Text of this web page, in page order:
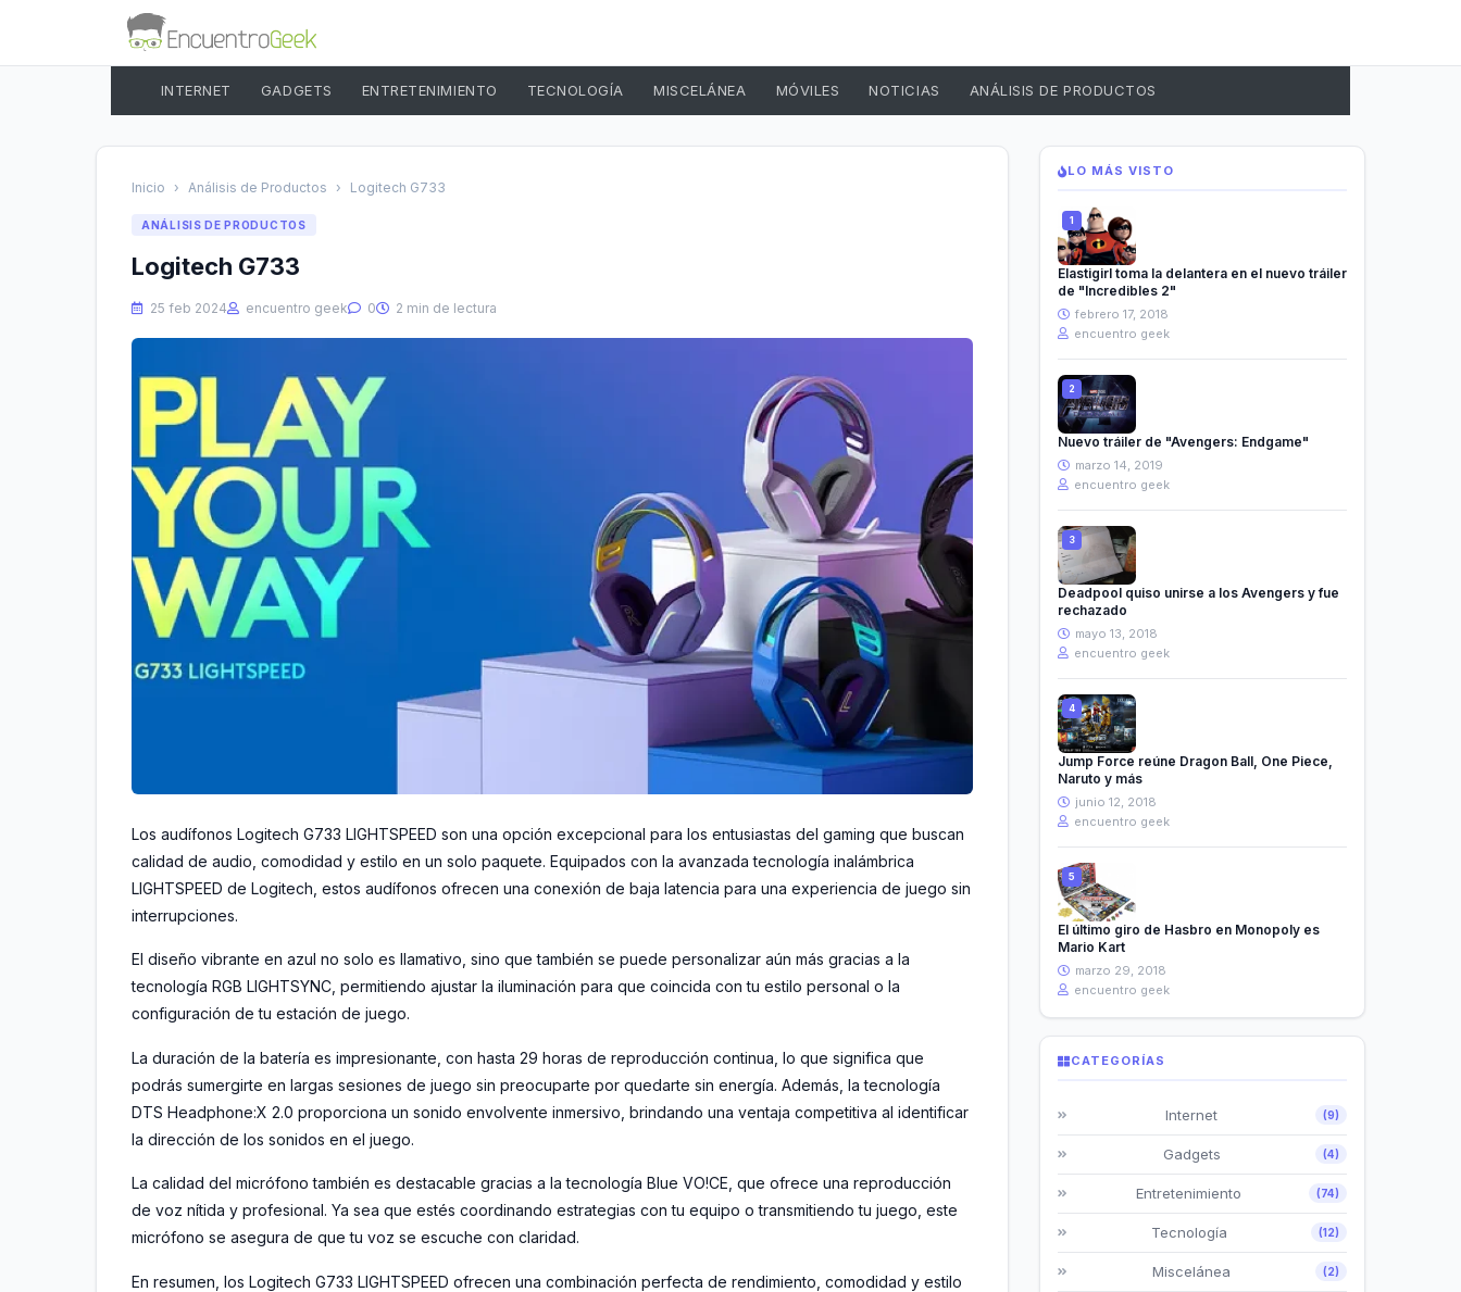
INTERNET GADGETS ENTRETENIMIENTO TECNOLOGÍA MISCELÁNEA MÓVILES NOTICIAS ANÁLISIS DE PRODUCTOS
Inicio › Análisis de Productos › Logitech G733
ANÁLISIS DE PRODUCTOS
Logitech G733
25 feb 2024 encuentro geek 0 2 min de lectura
Los audífonos Logitech G733 LIGHTSPEED son una opción excepcional para los entusiastas del gaming que buscan
calidad de audio, comodidad y estilo en un solo paquete. Equipados con la avanzada tecnología inalámbrica
LIGHTSPEED de Logitech, estos audífonos ofrecen una conexión de baja latencia para una experiencia de juego sin
interrupciones.
El diseño vibrante en azul no solo es llamativo, sino que también se puede personalizar aún más gracias a la
tecnología RGB LIGHTSYNC, permitiendo ajustar la iluminación para que coincida con tu estilo personal o la
configuración de tu estación de juego.
La duración de la batería es impresionante, con hasta 29 horas de reproducción continua, lo que significa que
podrás sumergirte en largas sesiones de juego sin preocuparte por quedarte sin energía. Además, la tecnología
DTS Headphone:X 2.0 proporciona un sonido envolvente inmersivo, brindando una ventaja competitiva al identificar
la dirección de los sonidos en el juego.
La calidad del micrófono también es destacable gracias a la tecnología Blue VO!CE, que ofrece una reproducción
de voz nítida y profesional. Ya sea que estés coordinando estrategias con tu equipo o transmitiendo tu juego, este
micrófono se asegura de que tu voz se escuche con claridad.
En resumen, los Logitech G733 LIGHTSPEED ofrecen una combinación perfecta de rendimiento, comodidad y estilo
LO MÁS VISTO
Elastigirl toma la delantera en el nuevo tráiler
de "Incredibles 2"
febrero 17, 2018
encuentro geek
Nuevo tráiler de "Avengers: Endgame"
marzo 14, 2019
encuentro geek
Deadpool quiso unirse a los Avengers y fue
rechazado
mayo 13, 2018
encuentro geek
Jump Force reúne Dragon Ball, One Piece,
Naruto y más
junio 12, 2018
encuentro geek
El último giro de Hasbro en Monopoly es
Mario Kart
marzo 29, 2018
encuentro geek
CATEGORÍAS
Internet (9)
Gadgets (4)
Entretenimiento (74)
Tecnología (12)
Miscelánea (2)